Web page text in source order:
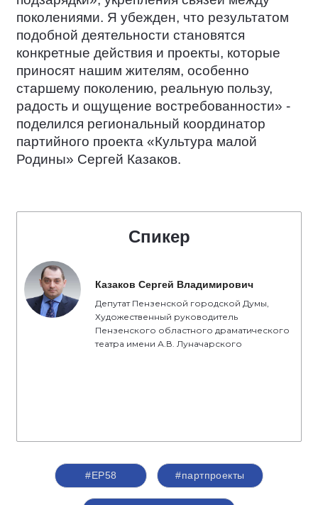
поколениями. Я убежден, что результатом
подобной деятельности становятся
конкретные действия и проекты, которые
приносят нашим жителям, особенно
старшему поколению, реальную пользу,
радость и ощущение востребованности» -
поделился региональный координатор
партийного проекта «Культура малой
Родины» Сергей Казаков.
Спикер
Казаков Сергей Владимирович
Депутат Пензенской городской Думы,
Художественный руководитель
Пензенского областного драматического
театра имени А.В. Луначарского
#ЕР58 #партпроекты